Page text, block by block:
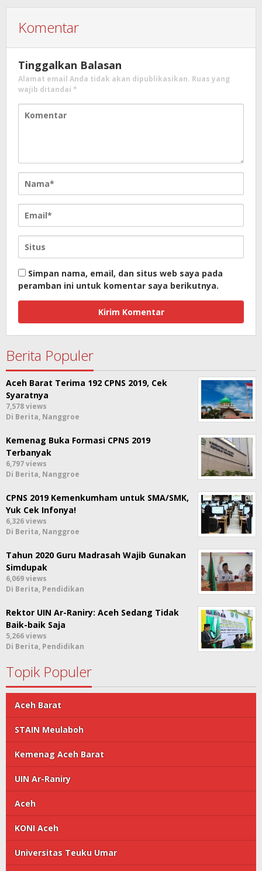
Komentar
Tinggalkan Balasan
Alamat email Anda tidak akan dipublikasikan. Ruas yang
wajib ditandai *
Simpan nama, email, dan situs web saya pada
peramban ini untuk komentar saya berikutnya.
Berita Populer
Aceh Barat Terima 192 CPNS 2019, Cek
Syaratnya
7,578 views
Di Berita, Nanggroe
Kemenag Buka Formasi CPNS 2019
Terbanyak
6,797 views
Di Berita, Nanggroe
CPNS 2019 Kemenkumham untuk SMA/SMK,
Yuk Cek Infonya!
6,326 views
Di Berita, Nanggroe
Tahun 2020 Guru Madrasah Wajib Gunakan
Simdupak
6,069 views
Di Berita, Pendidikan
Rektor UIN Ar-Raniry: Aceh Sedang Tidak
Baik-baik Saja
5,266 views
Di Berita, Pendidikan
Topik Populer
Aceh Barat
STAIN Meulaboh
Kemenag Aceh Barat
UIN Ar-Raniry
Aceh
KONI Aceh
Universitas Teuku Umar